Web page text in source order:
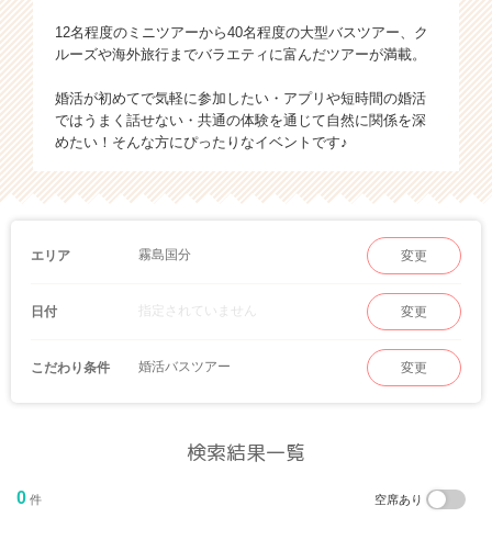
12名程度のミニツアーから40名程度の大型バスツアー、ク
ルーズや海外旅行までバラエティに富んだツアーが満載。
婚活が初めてで気軽に参加したい・アプリや短時間の婚活
ではうまく話せない・共通の体験を通じて自然に関係を深
めたい！そんな方にぴったりなイベントです♪
エリア 霧島国分 変更
日付 指定されていません 変更
こだわり条件 婚活バスツアー 変更
検索結果一覧
0 件 空席あり